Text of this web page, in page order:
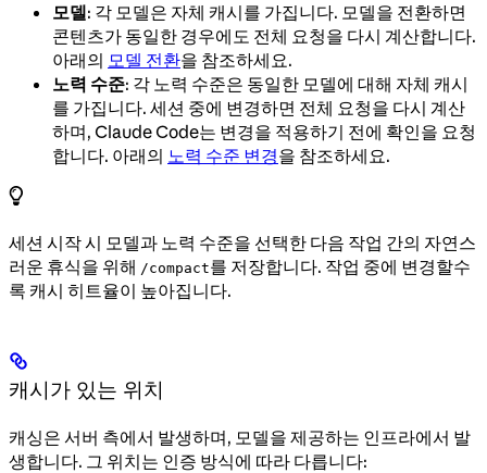
모델: 각 모델은 자체 캐시를 가집니다. 모델을 전환하면
콘텐츠가 동일한 경우에도 전체 요청을 다시 계산합니다.
아래의 모델 전환을 참조하세요.
노력 수준: 각 노력 수준은 동일한 모델에 대해 자체 캐시
를 가집니다. 세션 중에 변경하면 전체 요청을 다시 계산
하며, Claude Code는 변경을 적용하기 전에 확인을 요청
합니다. 아래의 노력 수준 변경을 참조하세요.
세션 시작 시 모델과 노력 수준을 선택한 다음 작업 간의 자연스
러운 휴식을 위해 /compact를 저장합니다. 작업 중에 변경할수
록 캐시 히트율이 높아집니다.
캐시가 있는 위치
캐싱은 서버 측에서 발생하며, 모델을 제공하는 인프라에서 발
생합니다. 그 위치는 인증 방식에 따라 다릅니다: